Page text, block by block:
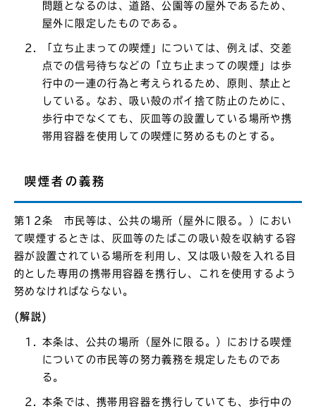
問題となるのは、道路、公園等の屋外であるため、
屋外に限定したものである。
「立ち止まっての喫煙」については、例えば、交差
点での信号待ちなどの「立ち止まっての喫煙」は歩
行中の一連の行為と考えられるため、原則、禁止と
している。なお、吸い殻のポイ捨て防止のために、
歩行中でなくても、灰皿等の設置している場所や携
帯用容器を使用しての喫煙に努めるものとする。
喫煙者の義務
第12条 市民等は、公共の場所（屋外に限る。）におい
て喫煙するときは、灰皿等のたばこの吸い殻を収納する容
器が設置されている場所を利用し、又は吸い殻を入れる目
的とした専用の携帯用容器を携行し、これを使用するよう
努めなければならない。
(解説)
本条は、公共の場所（屋外に限る。）における喫煙
についての市民等の努力義務を規定したものであ
る。
本条では、携帯用容器を携行していても、歩行中の